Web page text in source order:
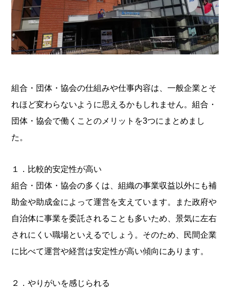
組合・団体・協会の仕組みや仕事内容は、一般企業とそ
れほど変わらないように思えるかもしれません。組合・
団体・協会で働くことのメリットを3つにまとめまし
た。
１．比較的安定性が高い
組合・団体・協会の多くは、組織の事業収益以外にも補
助金や助成金によって運営を支えています。また政府や
自治体に事業を委託されることも多いため、景気に左右
されにくい職場といえるでしょう。そのため、民間企業
に比べて運営や経営は安定性が高い傾向にあります。
２．やりがいを感じられる